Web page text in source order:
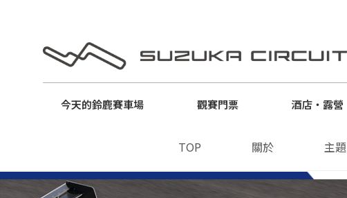
今天的鈴鹿賽車場 觀賽門票 酒店・露營
TOP 關於 主題